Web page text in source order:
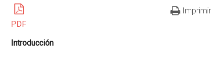
PDF
Imprimir
Introducción